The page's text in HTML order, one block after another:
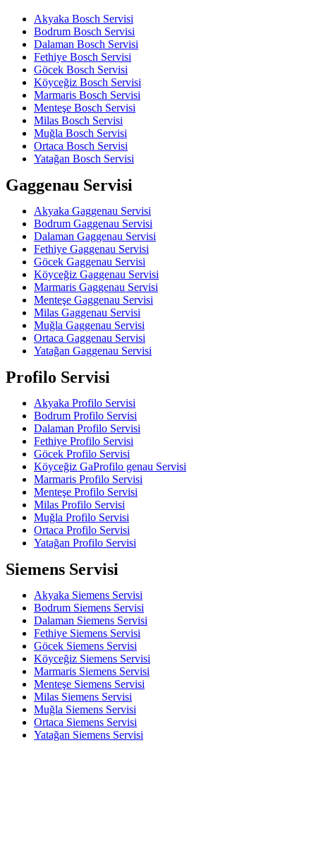
Akyaka Bosch Servisi
Bodrum Bosch Servisi
Dalaman Bosch Servisi
Fethiye Bosch Servisi
Göcek Bosch Servisi
Köyceğiz Bosch Servisi
Marmaris Bosch Servisi
Menteşe Bosch Servisi
Milas Bosch Servisi
Muğla Bosch Servisi
Ortaca Bosch Servisi
Yatağan Bosch Servisi
Gaggenau Servisi
Akyaka Gaggenau Servisi
Bodrum Gaggenau Servisi
Dalaman Gaggenau Servisi
Fethiye Gaggenau Servisi
Göcek Gaggenau Servisi
Köyceğiz Gaggenau Servisi
Marmaris Gaggenau Servisi
Menteşe Gaggenau Servisi
Milas Gaggenau Servisi
Muğla Gaggenau Servisi
Ortaca Gaggenau Servisi
Yatağan Gaggenau Servisi
Profilo Servisi
Akyaka Profilo Servisi
Bodrum Profilo Servisi
Dalaman Profilo Servisi
Fethiye Profilo Servisi
Göcek Profilo Servisi
Köyceğiz GaProfilo genau Servisi
Marmaris Profilo Servisi
Menteşe Profilo Servisi
Milas Profilo Servisi
Muğla Profilo Servisi
Ortaca Profilo Servisi
Yatağan Profilo Servisi
Siemens Servisi
Akyaka Siemens Servisi
Bodrum Siemens Servisi
Dalaman Siemens Servisi
Fethiye Siemens Servisi
Göcek Siemens Servisi
Köyceğiz Siemens Servisi
Marmaris Siemens Servisi
Menteşe Siemens Servisi
Milas Siemens Servisi
Muğla Siemens Servisi
Ortaca Siemens Servisi
Yatağan Siemens Servisi